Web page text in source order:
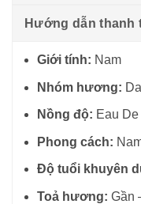
Hướng dẫn thanh
Giới tính: Nam
Nhóm hương:
Nồng độ: Eau
Phong cách:
Độ tuổi khuyên
Toả hương: Gần